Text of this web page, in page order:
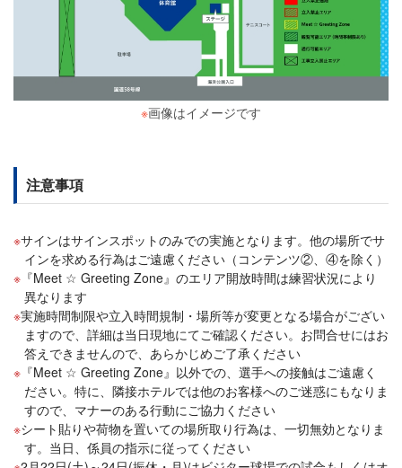
※画像はイメージです
注意事項
サインはサインスポットのみでの実施となります。他の場所でサ
インを求める行為はご遠慮ください（コンテンツ②、④を除く）
『Meet ☆ Greeting Zone』のエリア開放時間は練習状況により
異なります
実施時間制限や立入時間規制・場所等が変更となる場合がござい
ますので、詳細は当日現地にてご確認ください。お問合せにはお
答えできませんので、あらかじめご了承ください
『Meet ☆ Greeting Zone』以外での、選手への接触はご遠慮く
ださい。特に、隣接ホテルでは他のお客様へのご迷惑にもなりま
すので、マナーのある行動にご協力ください
シート貼りや荷物を置いての場所取り行為は、一切無効となりま
す。当日、係員の指示に従ってください